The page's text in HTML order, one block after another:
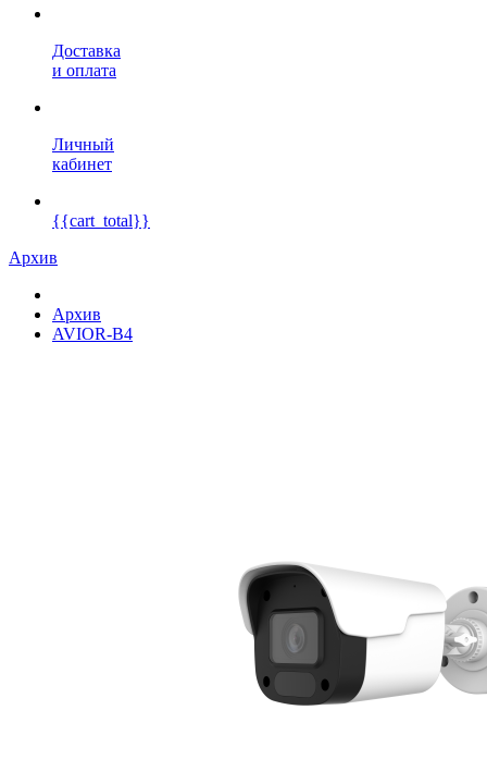
Доставка
и оплата
Личный
кабинет
{{cart_total}}
Архив
Архив
AVIOR-B4